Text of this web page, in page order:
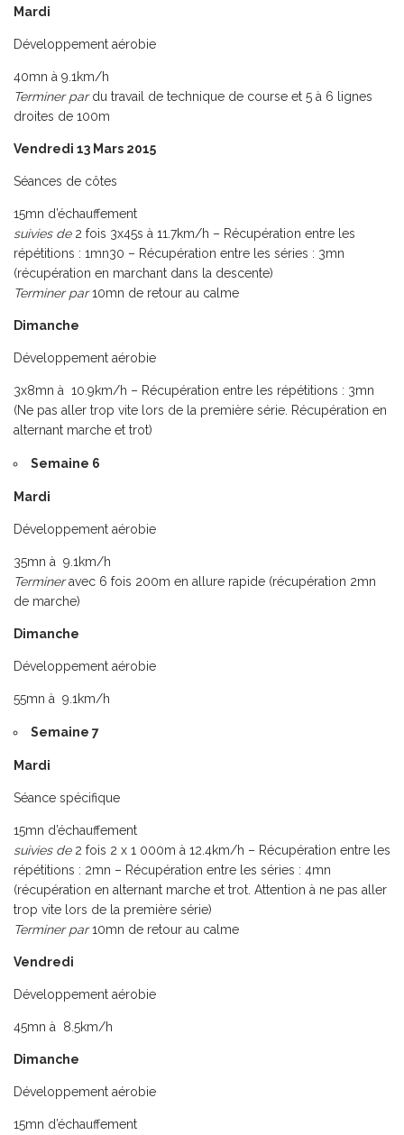
Mardi
Développement aérobie
40mn à 9.1km/h
Terminer pardu travail de technique de course et 5 à 6 lignes
droites de 100m
Vendredi 13 Mars 2015
Séances de côtes
15mn d’échauffement
suivies de2 fois 3x45s à 11.7km/h – Récupération entre les
répétitions : 1mn30 – Récupération entre les séries : 3mn
(récupération en marchant dans la descente)
Terminer par10mn de retour au calme
Dimanche
Développement aérobie
3x8mn à 10.9km/h – Récupération entre les répétitions : 3mn
(Ne pas aller trop vite lors de la première série. Récupération en
alternant marche et trot)
Semaine 6
Mardi
Développement aérobie
35mn à 9.1km/h
Termineravec 6 fois 200m en allure rapide (récupération 2mn
de marche)
Dimanche
Développement aérobie
55mn à 9.1km/h
Semaine 7
Mardi
Séance spécifique
15mn d’échauffement
suivies de2 fois 2 x 1 000m à 12.4km/h – Récupération entre les
répétitions : 2mn – Récupération entre les séries : 4mn
(récupération en alternant marche et trot. Attention à ne pas aller
trop vite lors de la première série)
Terminer par10mn de retour au calme
Vendredi
Développement aérobie
45mn à 8.5km/h
Dimanche
Développement aérobie
15mn d’échauffement